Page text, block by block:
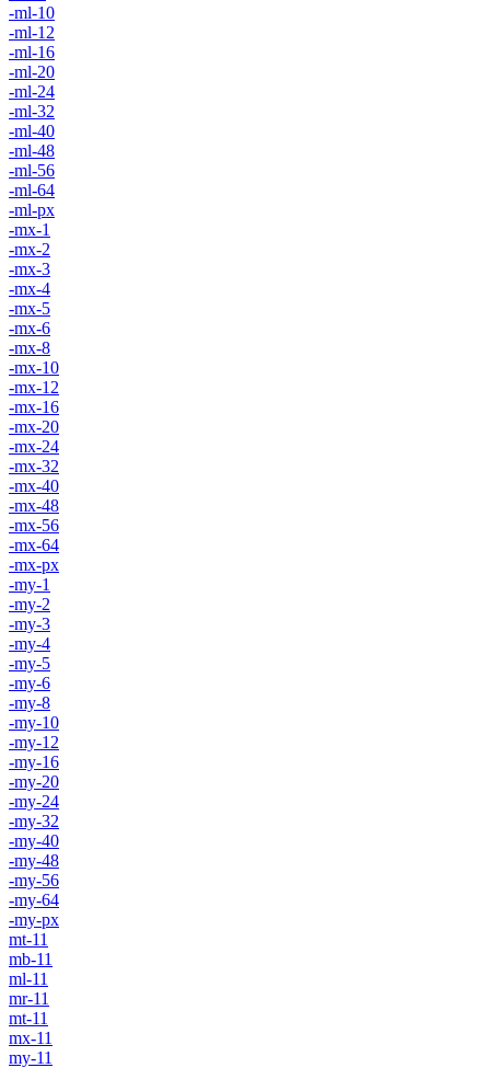
-ml-10
-ml-12
-ml-16
-ml-20
-ml-24
-ml-32
-ml-40
-ml-48
-ml-56
-ml-64
-ml-px
-mx-1
-mx-2
-mx-3
-mx-4
-mx-5
-mx-6
-mx-8
-mx-10
-mx-12
-mx-16
-mx-20
-mx-24
-mx-32
-mx-40
-mx-48
-mx-56
-mx-64
-mx-px
-my-1
-my-2
-my-3
-my-4
-my-5
-my-6
-my-8
-my-10
-my-12
-my-16
-my-20
-my-24
-my-32
-my-40
-my-48
-my-56
-my-64
-my-px
mt-11
mb-11
ml-11
mr-11
mt-11
mx-11
my-11